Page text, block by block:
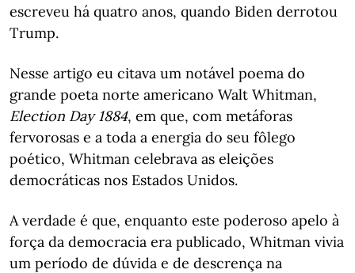
escreveu há quatro anos, quando Biden derrotou
Trump.
Nesse artigo eu citava um notável poema do
grande poeta norte americano Walt Whitman,
Election Day 1884, em que, com metáforas
fervorosas e a toda a energia do seu fôlego
poético, Whitman celebrava as eleições
democráticas nos Estados Unidos.
A verdade é que, enquanto este poderoso apelo à
força da democracia era publicado, Whitman vivia
um período de dúvida e de descrença na